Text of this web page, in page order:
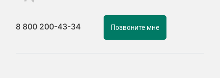
8 800 200-43-34 Позвоните мне